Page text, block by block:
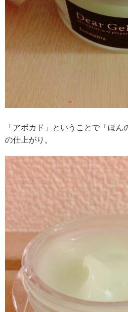
「アボカド」ということで「ほん
の仕上がり。